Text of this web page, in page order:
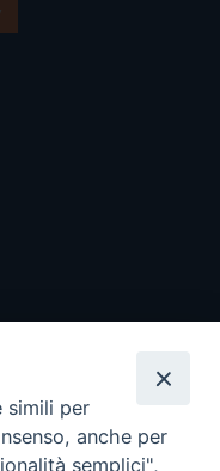
simili per
anche per
semplici",